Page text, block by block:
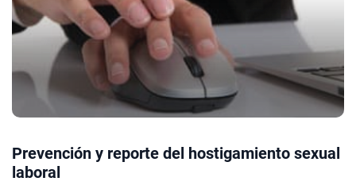
Prevención y reporte del hostigamiento sexual
laboral